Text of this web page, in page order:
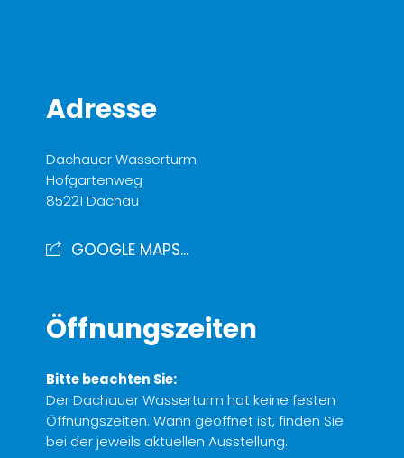
Adresse
Dachauer Wasserturm
Hofgartenweg
85221 Dachau
GOOGLE MAPS...
Öffnungszeiten
Bitte beachten Sie:
Der Dachauer Wasserturm hat keine festen
Öffnungszeiten. Wann geöffnet ist, finden Sie
bei der jeweils aktuellen Ausstellung.